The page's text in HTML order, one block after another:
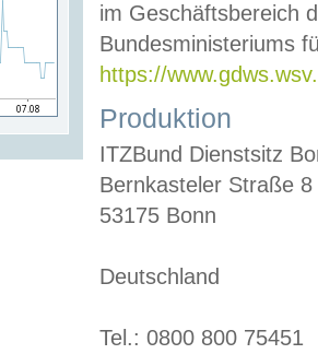
im Geschäftsbereich
Bundesministeriums
https://
Produktion
ITZBund Dienstsitz
Bernkasteler Straße 8
53175 Bonn
Deutschland
Tel.: 0800 800 75451